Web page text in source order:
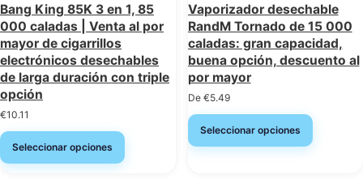
Bang King 85K 3 en 1, 85
000 caladas | Venta al por
mayor de cigarrillos
electrónicos desechables
de larga duración con triple
opción
€10.11
Seleccionar opciones
Vaporizador desechable
RandM Tornado de 15 000
caladas: gran capacidad,
buena opción, descuento al
por mayor
De €5.49
Seleccionar opciones